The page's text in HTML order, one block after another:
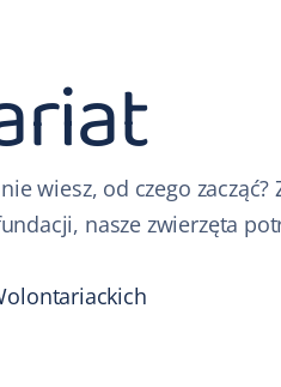
wiesz, od czego zacząć?
nasze zwierzęta